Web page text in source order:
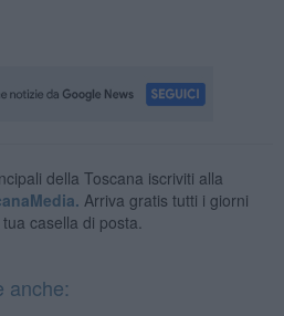
della Toscana iscriviti alla
Arriva gratis tutti i giorni
casella di posta.
anche: